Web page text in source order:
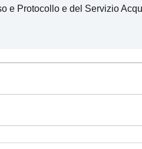
Protocollo e del Servizio